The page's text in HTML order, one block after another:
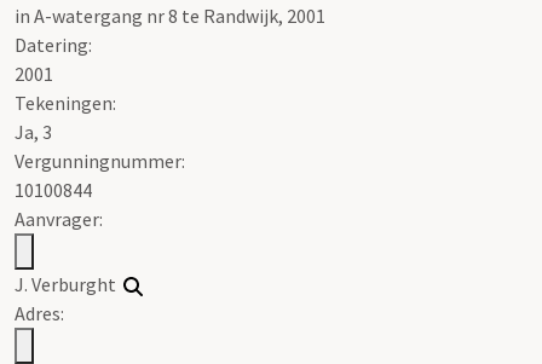
in A-watergang nr 8 te Randwijk, 2001
Datering:
2001
Tekeningen:
Ja, 3
Vergunningnummer:
10100844
Aanvrager:
J. Verburght
Adres: